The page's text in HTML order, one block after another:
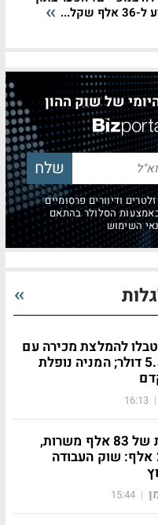
שקל...
של שוק ההון
ודיוורים פרסומיים
הסלולר בהתאם
להמלצת מכירה עם
מחיר יעד של 5.30 דולר; המניה נופלת
|
16:13
הצפי היה תוספת של 83 אלף משרות,
בפועל נמחקו 23 אלף: שוק העבודה
|
15:44